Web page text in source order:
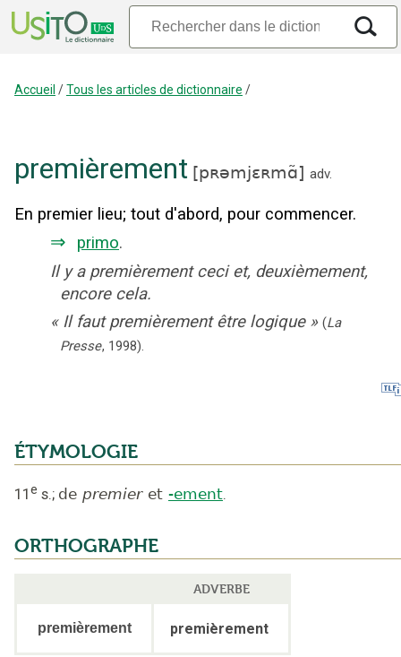
Accueil /Tous les articles de dictionnaire /
premièrement [pʀəmjɛʀmɑ̃] adv.
En premier lieu; tout d'abord, pour commencer.
⇒ primo.
Il y a premièrement ceci et, deuxièmement,
encore cela.
« Il faut premièrement être logique » (La
Presse, 1998).
ÉTYMOLOGIE
11e s.; de premier et -ement.
ORTHOGRAPHE
ADVERBE
premièrement premièrement